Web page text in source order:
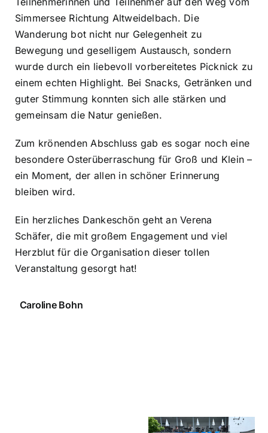
Simmersee Richtung Altweidelbach. Die
Wanderung bot nicht nur Gelegenheit zu
Bewegung und geselligem Austausch, sondern
wurde durch ein liebevoll vorbereitetes Picknick zu
einem echten Highlight. Bei Snacks, Getränken und
guter Stimmung konnten sich alle stärken und
gemeinsam die Natur genießen.
Zum krönenden Abschluss gab es sogar noch eine
besondere Osterüberraschung für Groß und Klein –
ein Moment, der allen in schöner Erinnerung
bleiben wird.
Ein herzliches Dankeschön geht an Verena
Schäfer, die mit großem Engagement und viel
Herzblut für die Organisation dieser tollen
Veranstaltung gesorgt hat!
Caroline Bohn